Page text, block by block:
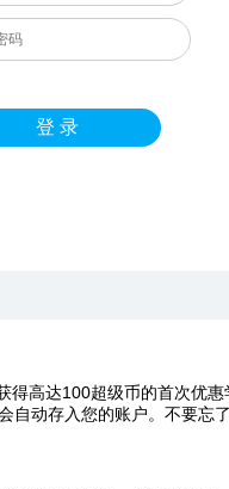
登 录
得高达100超级币的首次优
自动存入您的账户。不要忘